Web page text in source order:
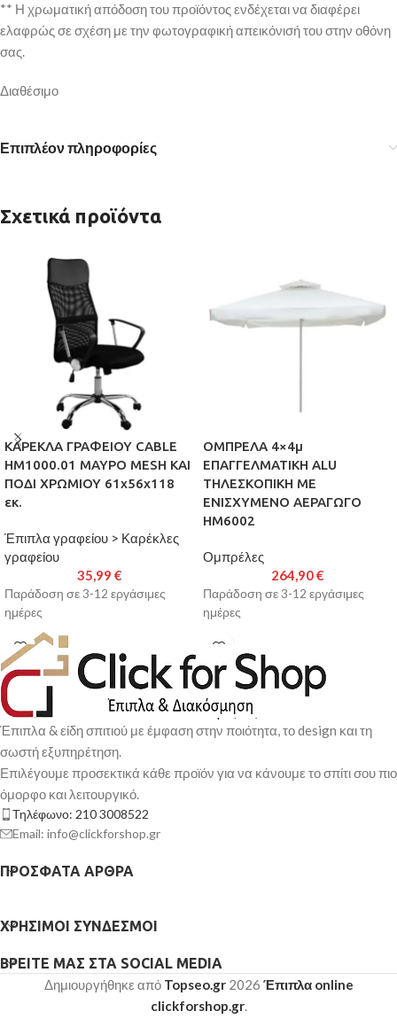
** Η χρωματική απόδοση του προϊόντος ενδέχεται να διαφέρει
ελαφρώς σε σχέση με την φωτογραφική απεικόνισή του στην οθόνη
σας.
Διαθέσιμο
Επιπλέον πληροφορίες
Σχετικά προϊόντα
ΚΑΡΕΚΛΑ ΓΡΑΦΕΙΟΥ CABLE
HM1000.01 ΜΑΥΡO MESH ΚΑΙ
ΠΟΔΙ ΧΡΩΜΙΟΥ 61x56x118
εκ.
Έπιπλα γραφείου > Καρέκλες
γραφείου
35,99 €
Παράδοση σε 3-12 εργάσιμες
ημέρες
ΟΜΠΡΕΛΑ 4×4μ
ΕΠΑΓΓΕΛΜΑΤΙΚΗ ALU
ΤΗΛΕΣΚΟΠΙΚΗ ΜΕ
ΕΝΙΣΧΥΜΕΝΟ ΑΕΡΑΓΩΓΟ
HM6002
Ομπρέλες
264,90€
Παράδοση σε 3-12 εργάσιμες
ημέρες
Έπιπλα & είδη σπιτιού με έμφαση στην ποιότητα, το design και τη
σωστή εξυπηρέτηση.
Επιλέγουμε προσεκτικά κάθε προϊόν για να κάνουμε το σπίτι σου πιο
όμορφο και λειτουργικό.
Τηλέφωνο: 210 3008522
Email: info@clickforshop.gr
ΠΡΌΣΦΑΤΑ ΆΡΘΡΑ
ΧΡΉΣΙΜΟΙ ΣΎΝΔΕΣΜΟΙ
ΒΡΕΊΤΕ ΜΑΣ ΣΤΑ SOCIAL MEDIA
Δημιουργήθηκε από Topseo.gr2026 Έπιπλα online
clickforshop.gr.